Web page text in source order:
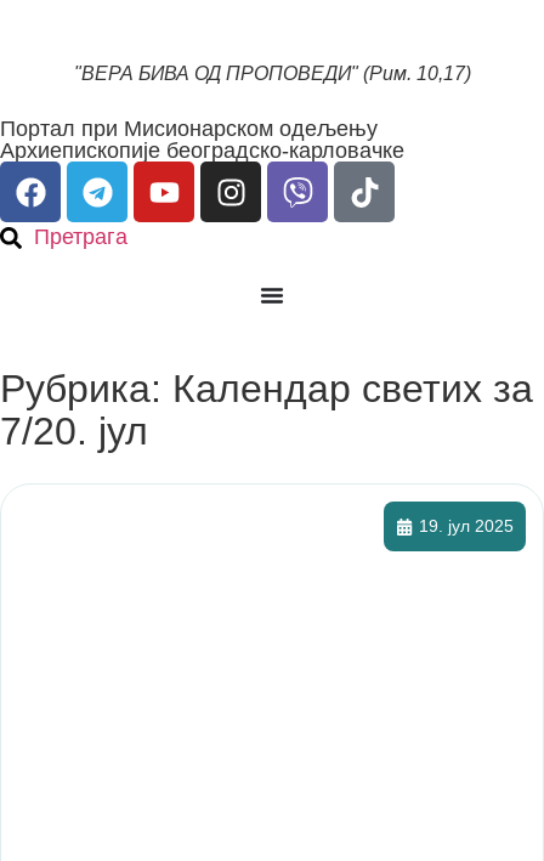
"ВЕРА БИВА ОД ПРОПОВЕДИ" (Рим. 10,17)
Портал при Мисионарском одељењу
Архиепископије београдско-карловачке
Претрага
Рубрика: Календар светих за
7/20. јул
19. јул 2025